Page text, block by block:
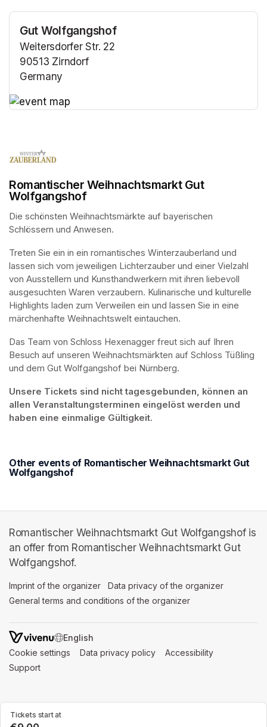
Gut Wolfgangshof
Weitersdorfer Str. 22
90513 Zirndorf
Germany
Tickets start at
Romantischer Weihnachtsmarkt Gut
Wolfgangshof
Die schönsten Weihnachtsmärkte auf bayerischen
Schlössern und Anwesen.
Treten Sie ein in ein romantisches Winterzauberland und
lassen sich vom jeweiligen Lichterzauber und einer Vielzahl
von Ausstellern und Kunsthandwerkern mit ihren liebevoll
ausgesuchten Waren verzaubern. Kulinarische und kulturelle
Highlights laden zum Verweilen ein und lassen Sie in eine
märchenhafte Weihnachtswelt eintauchen.
Das Team von Schloss Hexenagger freut sich auf Ihren
Besuch auf unseren Weihnachtsmärkten auf Schloss Tüßling
und dem Gut Wolfgangshof bei Nürnberg.
Unsere Tickets sind nicht tagesgebunden, können an
allen Veranstaltungsterminen eingelöst werden und
haben eine einmalige Gültigkeit.
Other events of Romantischer Weihnachtsmarkt Gut
Wolfgangshof
Romantischer Weihnachtsmarkt Gut Wolfgangshof is
an offer from Romantischer Weihnachtsmarkt Gut
Wolfgangshof.
Imprint of the organizer (opens in a new tab)
Data privacy of the organizer
General terms and conditions of the organizer
SWITCH LANGUAGE
Cookie settings (opens in a new tab)
Data privacy policy (opens in a new tab)
Accessibility
Support